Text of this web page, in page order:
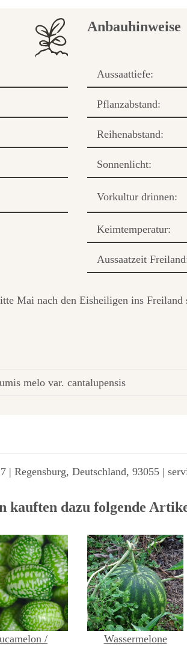
Anbauhinweise
Aussaattiefe:
Pflanzabstand:
Reihenabstand:
Sonnenlicht:
Vorkultur drinnen:
Keimtemperatur:
Aussaatzeit
Mai nach den Eisheiligen ins Freiland
melo var. cantalupensis
Regensburg, Deutschland, 93055 |
kauften dazu folgende
/
Wassermelone